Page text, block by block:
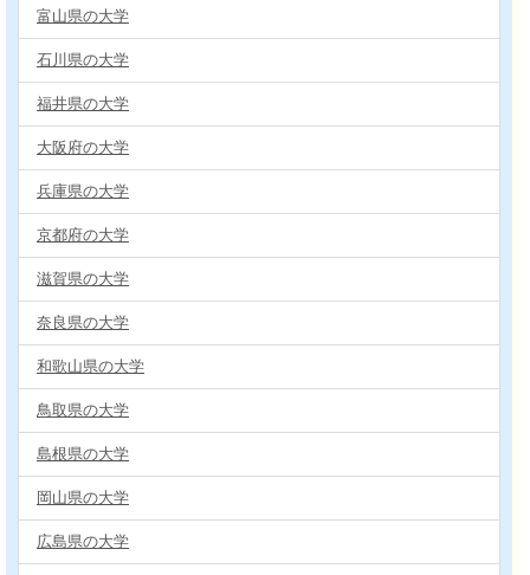
富山県の大学
石川県の大学
福井県の大学
大阪府の大学
兵庫県の大学
京都府の大学
滋賀県の大学
奈良県の大学
和歌山県の大学
鳥取県の大学
島根県の大学
岡山県の大学
広島県の大学